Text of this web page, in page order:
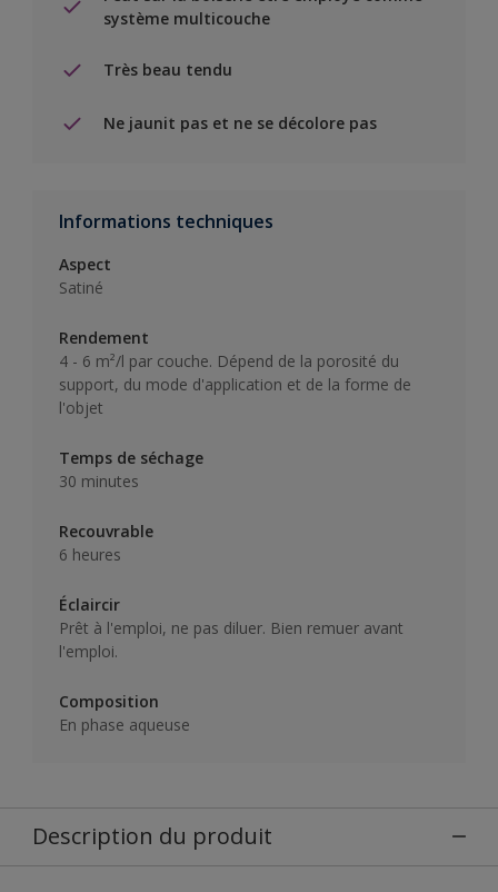
système multicouche
Très beau tendu
Ne jaunit pas et ne se décolore pas
Informations techniques
Aspect
Satiné
Rendement
4 - 6 m²/l par couche. Dépend de la porosité du
support, du mode d'application et de la forme de
l'objet
Temps de séchage
30 minutes
Recouvrable
6 heures
Éclaircir
Prêt à l'emploi, ne pas diluer. Bien remuer avant
l'emploi.
Composition
En phase aqueuse
Description du produit